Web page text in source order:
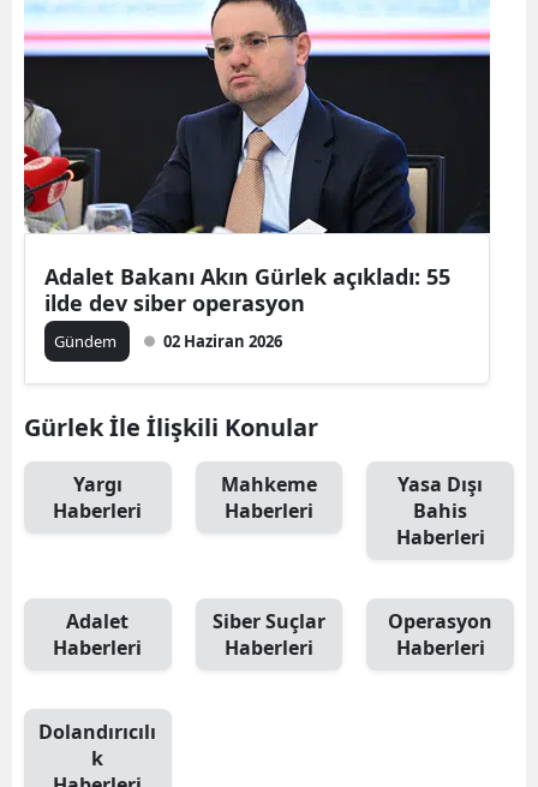
Adalet Bakanı Akın Gürlek açıkladı: 55
ilde dev siber operasyon
Gündem 02 Haziran 2026
Gürlek İle İlişkili Konular
Yargı
Haberleri
Mahkeme
Haberleri
Yasa Dışı
Bahis
Haberleri
Adalet
Haberleri
Siber Suçlar
Haberleri
Operasyon
Haberleri
Dolandırıcılı
k